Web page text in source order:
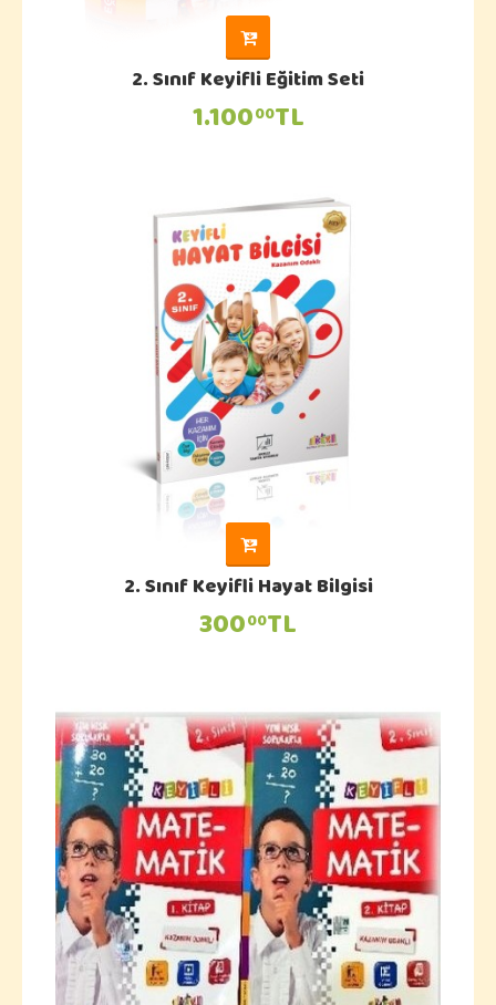
2. Sınıf Keyifli Eğitim Seti
1.10000TL
2. Sınıf Keyifli Hayat Bilgisi
30000TL